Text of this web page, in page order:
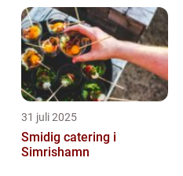
31 juli 2025
Smidig catering i
Simrishamn